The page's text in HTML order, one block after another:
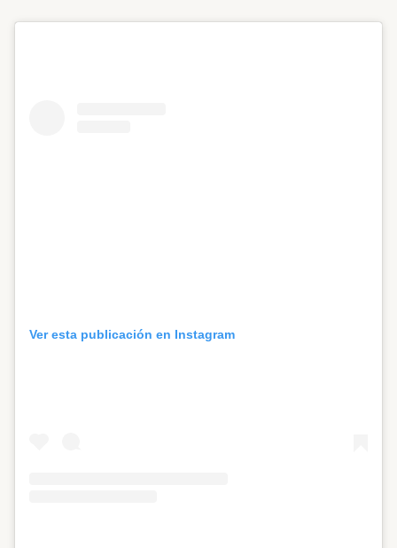
Ver esta publicación en Instagram